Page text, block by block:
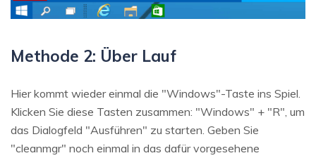
Methode 2: Über Lauf
Hier kommt wieder einmal die "Windows"-Taste ins Spiel.
Klicken Sie diese Tasten zusammen: "Windows" + "R", um
das Dialogfeld "Ausführen" zu starten. Geben Sie
"cleanmgr" noch einmal in das dafür vorgesehene